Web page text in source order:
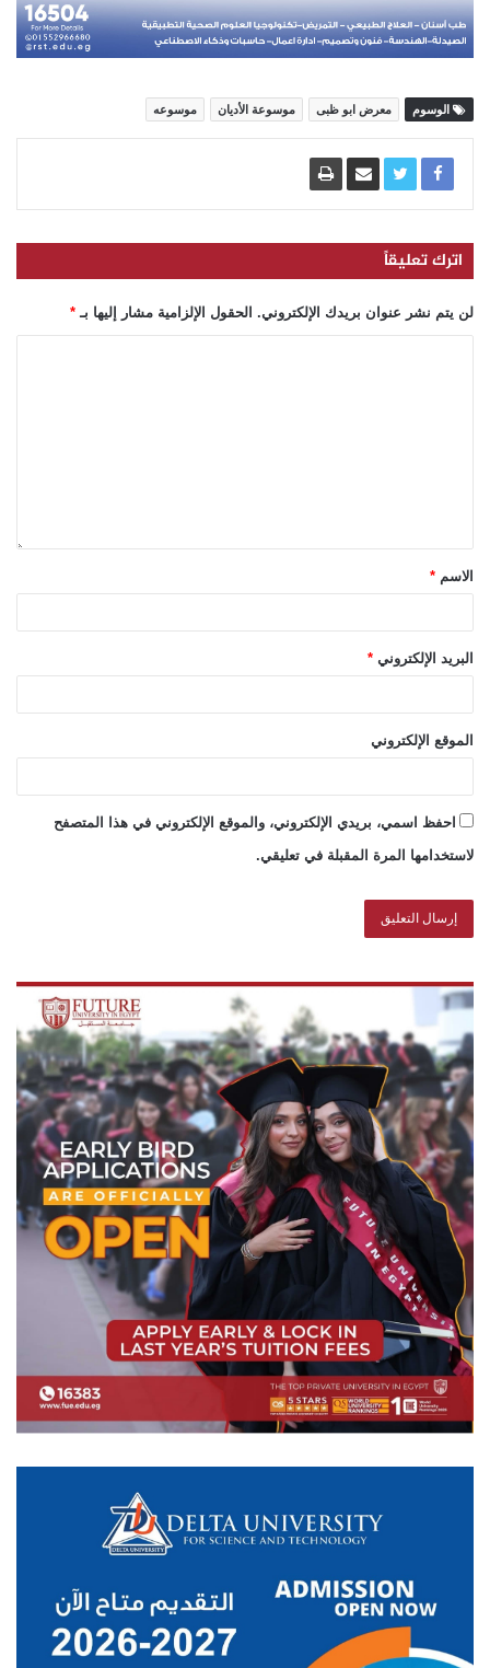
الوسوم معرض ابو ظبى موسوعة الأديان موسوعه
اترك تعليقاً
لن يتم نشر عنوان بريدك الإلكتروني. الحقول الإلزامية مشار إليها بـ *
الاسم *
البريد الإلكتروني *
الموقع الإلكتروني
احفظ اسمي، بريدي الإلكتروني، والموقع الإلكتروني في هذا المتصفح
لاستخدامها المرة المقبلة في تعليقي.